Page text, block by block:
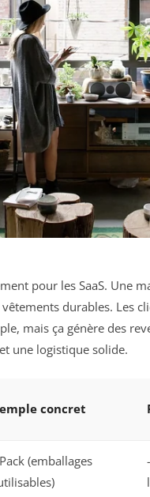
pour les SaaS. Une
durables. Les
mais ça génère des
une logistique solide.
concret
(emballages